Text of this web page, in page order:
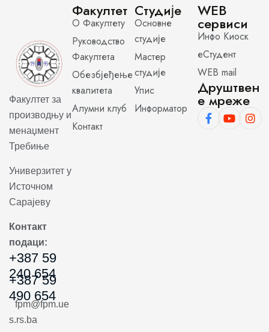
Факултет за
производњу и
менаџмент
Требиње
Универзитет у
Источном
Сарајеву
Контакт
подаци:
+387 59
240 654
+387 59
490 654
fpm@fpm.ue
s.rs.ba
Факултет
О Факултету
Руководство
Факултета
Обезбјеђење
квалитета
Алумни клуб
Контакт
Студије
Основне
студије
Мастер
студије
Упис
Информатор
WEB
сервиси
Инфо Киоск
еСтудент
WEB mail
Друштвен
е мреже